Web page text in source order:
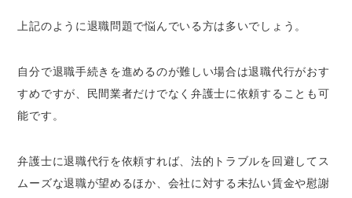
2.退職に失敗するリスクが少ない
4.労災手続きの代行も依頼できる
5.弁護士法違反（非弁行為）にならない
退職代行を弁護士に依頼すべき3つのケース
2.会社が退職を認めてくれない場合
3.退職時に有給消化や未払い賃金の請求もし
上記のように退職問題で悩んでいる方は多いでしょう。
自分で退職手続きを進めるのが難しい場合は退職代行がおす
すめですが、民間業者だけでなく弁護士に依頼することも可
能です。
弁護士に退職代行を依頼すれば、法的トラブルを回避してス
ムーズな退職が望めるほか、会社に対する未払い賃金や慰謝